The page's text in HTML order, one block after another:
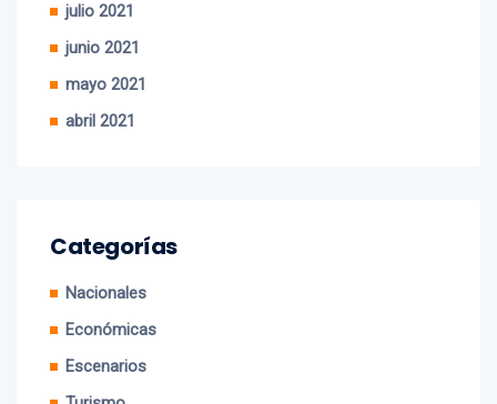
julio 2021
junio 2021
mayo 2021
abril 2021
Categorías
Nacionales
Económicas
Escenarios